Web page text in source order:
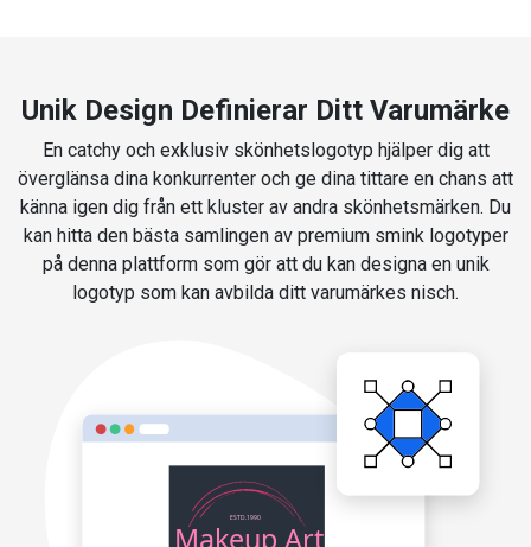
Unik Design Definierar Ditt Varumärke
En catchy och exklusiv skönhetslogotyp hjälper dig att
överglänsa dina konkurrenter och ge dina tittare en chans att
känna igen dig från ett kluster av andra skönhetsmärken. Du
kan hitta den bästa samlingen av premium smink logotyper
på denna plattform som gör att du kan designa en unik
logotyp som kan avbilda ditt varumärkes nisch.